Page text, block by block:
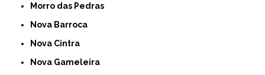
Morro das Pedras
Nova Barroca
Nova Cintra
Nova Gameleira